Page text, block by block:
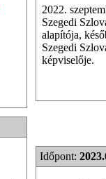
2022.
Szegedi
alapítója,
Szegedi
képviselője.
Időpont: